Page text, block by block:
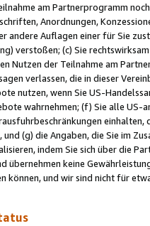
am Partnerprogramm
Anordnungen,
andere Auflagen einer für Sie
verstoßen; (c) Sie
Nutzen der Teilnahme am
verlassen, die in dieser
nutzen, wenn Sie US-
wahrnehmen; (f) Sie alle
und (g) die Angaben, die Sie im
indem Sie sich über die
übernehmen keine
können, und wir sind nicht für